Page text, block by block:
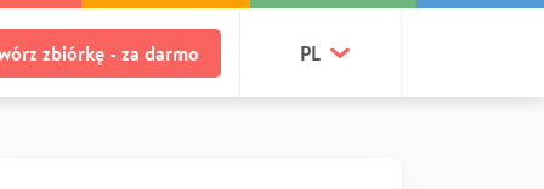
zbiórkę - za darmo PL